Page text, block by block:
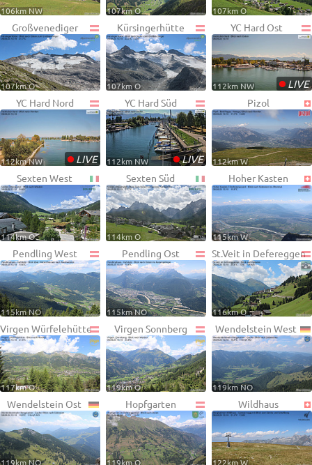
106km NW 107km O 107km O
Großvenediger
107km O
Kürsingerhütte
107km O
YC Hard Ost
•LIVE
112km NW
YC Hard Nord
•LIVE
112km NW
YC Hard Süd
•LIVE
112km NW
Pizol
112km W
Sexten West
114km O
Sexten Süd
114km O
Hoher Kasten
115km W
Pendling West
115km NO
Pendling Ost
115km NO
St.Veit in Defereggen
116km O
Virgen Würfelehütte
117km O
Virgen Sonnberg
119km O
Wendelstein West
119km NO
Wendelstein Ost
119km NO
Hopfgarten
119km O
Wildhaus
122km W